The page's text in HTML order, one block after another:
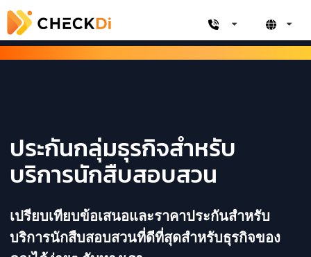
ประกันกลุ่มธุรกิจสำหรับ
บริการนักสืบสอบสวน
เปรียบเทียบข้อเสนอและราคาประกันสำหรับ
บริการนักสืบสอบสวนที่ดีที่สุดสำหรับธุรกิจของ